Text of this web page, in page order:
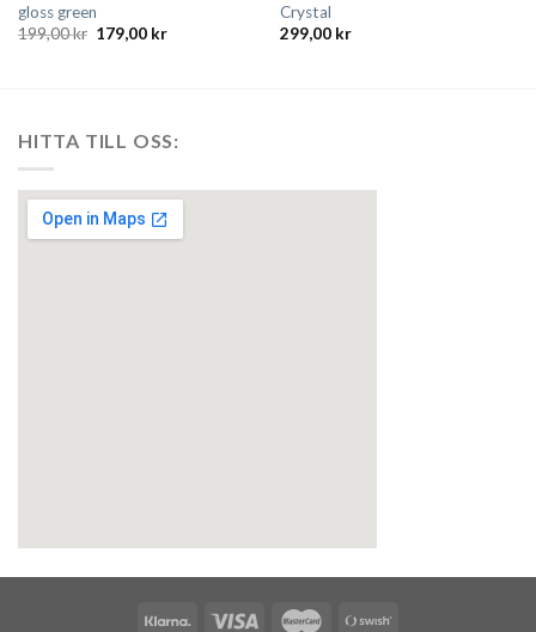
gloss green
199,00kr Det
ursprungliga
179,00 krDet
Crystal
299,00 kr
HITTA TILL OSS: